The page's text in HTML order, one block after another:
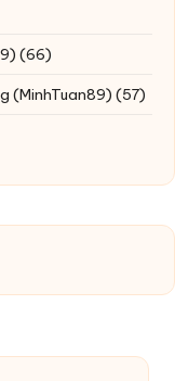
(66)
(MinhTuan89) (57)